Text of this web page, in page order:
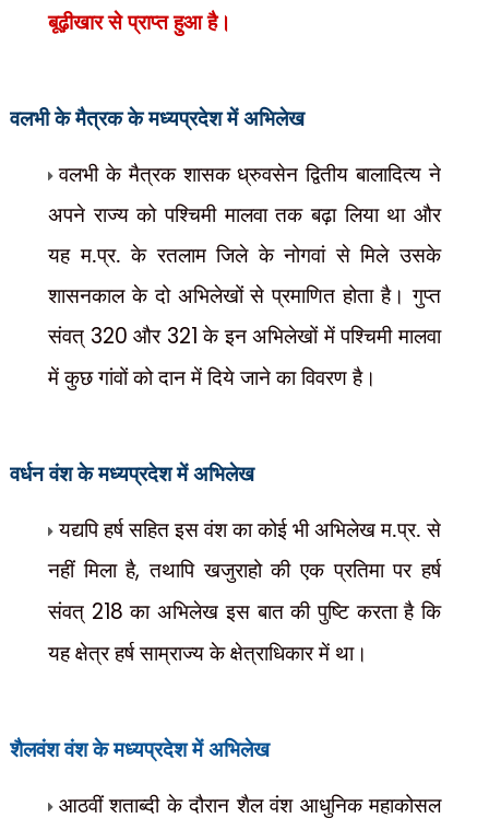
बूढ़ीखार से प्राप्त हुआ है।
वलभी के मैत्रकके मध्यप्रदेश में अभिलेख
वलभी के मैत्रक शासक ध्रुवसेन द्वितीय बालादित्य ने
अपने राज्य को पश्चिमी मालवा तक बढ़ा लिया था और
यह म.प्र. के रतलाम जिले के नोगवां से मिले उसके
शासनकाल के दो अभिलेखों से प्रमाणित होता है। गुप्त
संवत् 320 और 321 के इन अभिलेखों में पश्चिमी मालवा
में कुछ गांवों को दान में दिये जाने का विवरण है।
वर्धनवंश के मध्यप्रदेश में अभिलेख
यद्यपि हर्ष सहित इस वंश का कोई भी अभिलेख म.प्र. से
नहीं मिला है,तथापि खजुराहो की एक प्रतिमा पर हर्ष
संवत् 218 का अभिलेख इस बात की पुष्टि करता है कि
यह क्षेत्र हर्ष साम्राज्य के क्षेत्राधिकार में था।
शैलवंशवंश के मध्यप्रदेश में अभिलेख
आठवीं शताब्दी के दौरान शैल वंश आधुनिक महाकोसल